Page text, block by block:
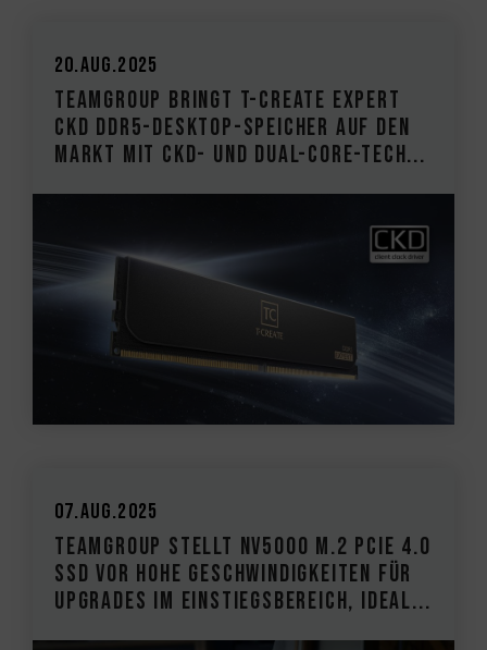
20.Aug.2025
TEAMGROUP bringt T-CREATE EXPERT
CKD DDR5-Desktop-Speicher auf den
Markt Mit CKD- und Dual-Core-Tech...
07.Aug.2025
TEAMGROUP stellt NV5000 M.2 PCIe 4.0
SSD vor Hohe Geschwindigkeiten für
Upgrades im Einstiegsbereich, ideal...